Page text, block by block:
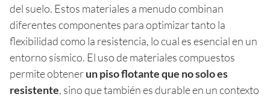
del suelo. Estos materiales a menudo combinan
diferentes componentes para optimizar tanto la
flexibilidad como la resistencia, lo cual es esencial en un
entorno sísmico. El uso de materiales compuestos
permite obtenerun piso flotante que no solo es
resistente, sino que también es durable en un contexto